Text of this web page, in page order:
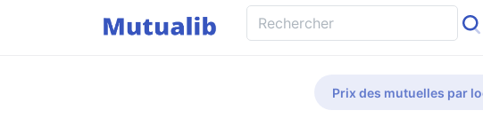
Prix des mutuelles par